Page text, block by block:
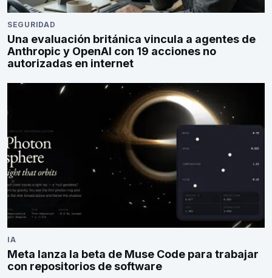
SEGURIDAD
Una evaluación británica vincula a agentes de
Anthropic y OpenAI con 19 acciones no
autorizadas en internet
IA
Meta lanza la beta de Muse Code para trabajar
con repositorios de software